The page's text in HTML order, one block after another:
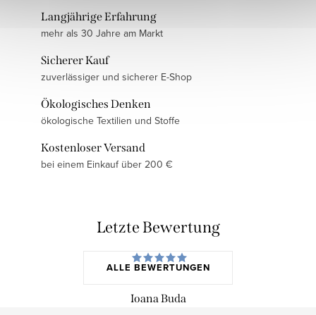
Langjährige Erfahrung
mehr als 30 Jahre am Markt
Sicherer Kauf
zuverlässiger und sicherer E-Shop
Ökologisches Denken
ökologische Textilien und Stoffe
Kostenloser Versand
bei einem Einkauf über 200 €
Letzte Bewertung
ALLE BEWERTUNGEN
Ioana Buda